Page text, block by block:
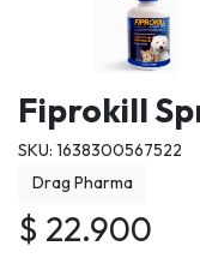
Fiprokill
SKU: 1638300567522
Drag Pharma
$ 22.900